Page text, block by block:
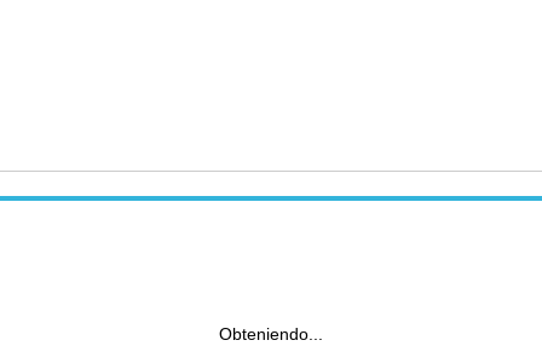
Obteniendo...